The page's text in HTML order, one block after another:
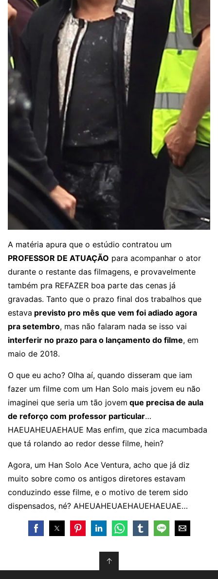
A matéria apura que o estúdio contratou um
PROFESSOR DE ATUAÇÃO para acompanhar o ator
durante o restante das filmagens, e provavelmente
também pra REFAZER boa parte das cenas já
gravadas. Tanto que o prazo final dos trabalhos que
estava previsto pro mês que vem foi adiado agora
pra setembro, mas não falaram nada se isso vai
interferir no prazo para o lançamento do filme, em
maio de 2018.
O que eu acho? Olha aí, quando disseram que iam
fazer um filme com um Han Solo mais jovem eu não
imaginei que seria um tão jovem que precisa de aula
de reforço com professor particular…
HAEUAHEUAEHAUE Mas enfim, que zica macumbada
que tá rolando ao redor desse filme, hein?
Agora, um Han Solo Ace Ventura, acho que já diz
muito sobre como os antigos diretores estavam
conduzindo esse filme, e o motivo de terem sido
dispensados, né? AHEUAHEUAEHAUEHAEUAE…
↑